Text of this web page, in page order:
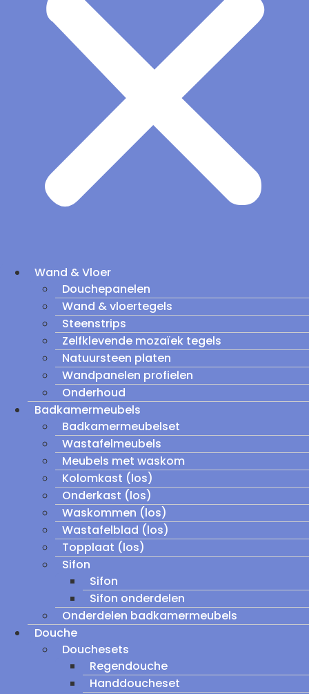
Wand & Vloer
Douchepanelen
Wand & vloertegels
Steenstrips
Zelfklevende mozaïek tegels
Natuursteen platen
Wandpanelen profielen
Onderhoud
Badkamermeubels
Badkamermeubelset
Wastafelmeubels
Meubels met waskom
Kolomkast (los)
Onderkast (los)
Waskommen (los)
Wastafelblad (los)
Topplaat (los)
Sifon
Sifon
Sifon onderdelen
Onderdelen badkamermeubels
Douche
Douchesets
Regendouche
Handdoucheset